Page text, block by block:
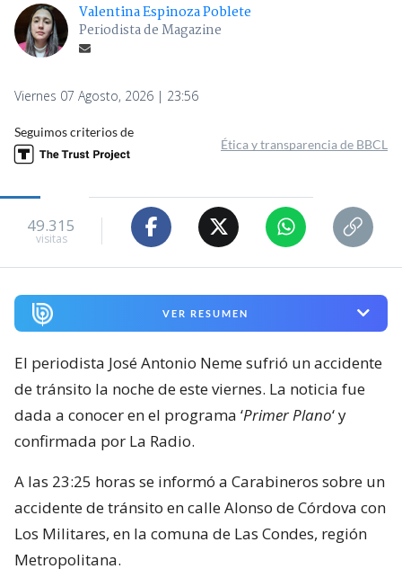
Valentina Espinoza Poblete
Periodista de Magazine
Viernes 07 Agosto, 2026 | 23:56
Seguimos criterios de
Ética y transparencia de BBCL
49.315
visitas
VER RESUMEN
El periodista José Antonio Neme sufrió un accidente
de tránsito la noche de este viernes. La noticia fue
dada a conocer en el programa ‘Primer Plano‘ y
confirmada por La Radio.
A las 23:25 horas se informó a Carabineros sobre un
accidente de tránsito en calle Alonso de Córdova con
Los Militares, en la comuna de Las Condes, región
Metropolitana.